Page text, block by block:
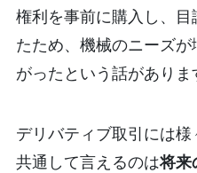
権利を事前に購入し、
たため、機械のニーズ
がったという話がありま
デリバティブ取引には様
共通して言えるのは将来